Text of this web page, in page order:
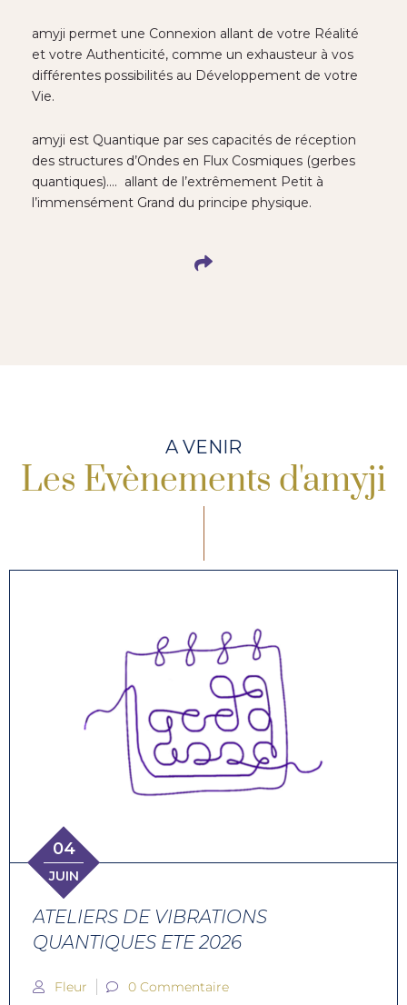
amyji permet une Connexion allant de votre Réalité
et votre Authenticité, comme un exhausteur à vos
différentes possibilités au Développement de votre
Vie.
amyji est Quantique par ses capacités de réception
des structures d’Ondes en Flux Cosmiques (gerbes
quantiques)…. allant de l’extrêmement Petit à
l’immensément Grand du principe physique.
A VENIR
Les Evènements d'amyji
04
JUIN
ATELIERS DE VIBRATIONS
QUANTIQUES ETE 2026
Fleur 0 Commentaire